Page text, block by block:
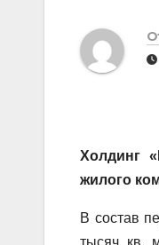
Холдинг
жилого
В состав
тысяч кв.